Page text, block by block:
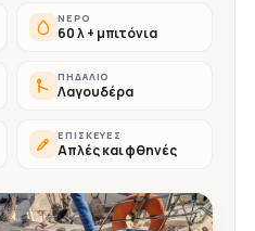
ΝΕΡΌ
60 λ + μπιτόνια
ΠΗΔΆΛΙΟ
Λαγουδέρα
ΕΠΙΣΚΕΥΈΣ
Απλές και φθηνές